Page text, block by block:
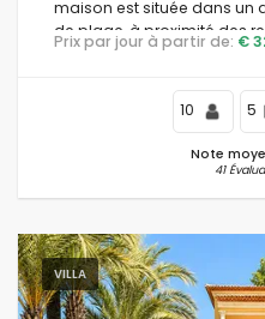
maison est située dans un
de plage, à proximité des
supermarchés, à 500
Prix par jour à partir de: €
10 5
Note
41
VILLA